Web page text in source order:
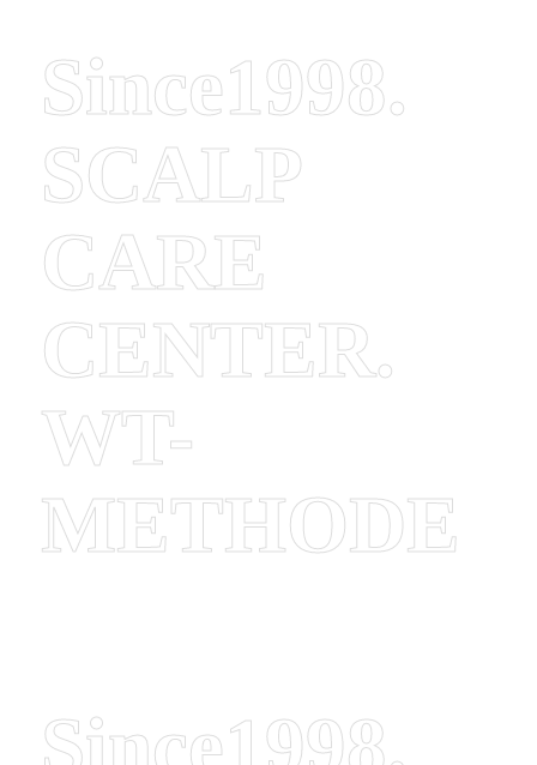
Since1998.
SCALP
CARE
CENTER.
WT-
METHODE
Since1998.